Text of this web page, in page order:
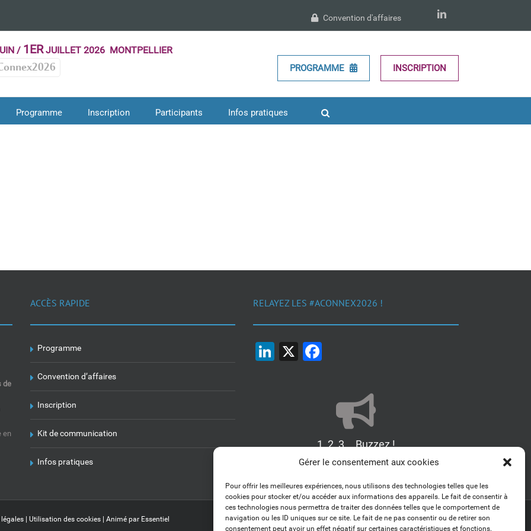
Gérer le consentement aux cookies
Pour offrir les meilleures expériences, nous utilisons des technologies telles que les
cookies pour stocker et/ou accéder aux informations des appareils. Le fait de consentir à
ces technologies nous permettra de traiter des données telles que le comportement de
navigation ou les ID uniques sur ce site. Le fait de ne pas consentir ou de retirer son
consentement peut avoir un effet négatif sur certaines caractéristiques et fonctions.
LinkedIn
Convention d'affaires
/ 1ERJUILLET 2026 MONTPELLIER
PROGRAMME INSCRIPTION
Programme Inscription Participants Infos pratiques
de
en
ACCÈS RAPIDE
Programme
Convention d’affaires
Inscription
Kit de communication
Infos pratiques
RELAYEZ LES #ACONNEX2026 !
LinkedIn
X
1, 2, 3... Buzzez !
Découvrez nos kits communication
| Utilisation des cookies | Animé par Essentiel
LinkedIn